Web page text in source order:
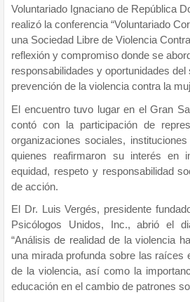
Voluntariado Ignaciano de República
realizó la conferencia “Voluntariado
una Sociedad Libre de Violencia
reflexión y compromiso donde se
responsabilidades y oportunidades
prevención de la violencia contra la
El encuentro tuvo lugar en el Gran
contó con la participación de
organizaciones sociales,
quienes reafirmaron su interés en
equidad, respeto y responsabilidad
de acción.
El Dr. Luis Vergés, presidente
Psicólogos Unidos, Inc., abrió el
“Análisis de realidad de la violencia
una mirada profunda sobre las raíces
de la violencia, así como la
educación en el cambio de patrones